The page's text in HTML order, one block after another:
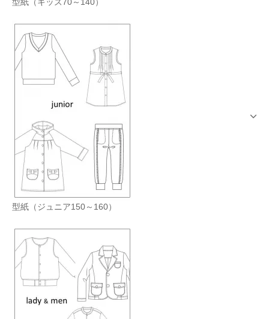
型紙（ジュニア150～160）